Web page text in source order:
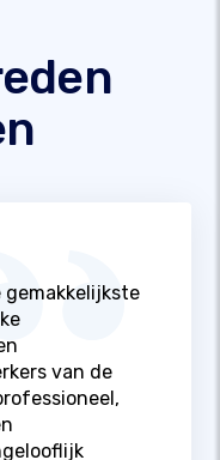
gemakkelijkste
van de